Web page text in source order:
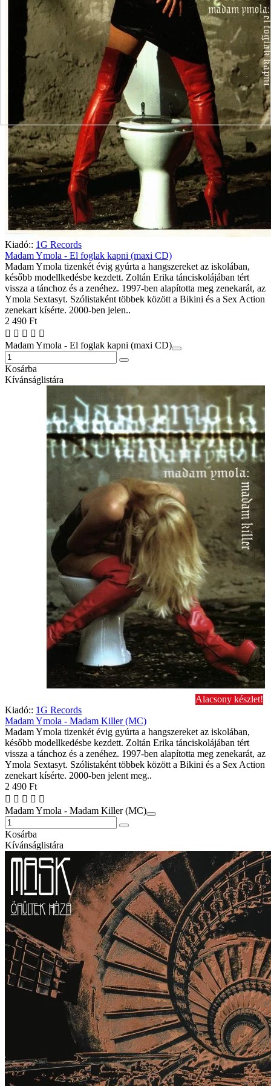
Kiadó:: 1G Records
Madam Ymola - El foglak kapni (maxi CD)
Madam Ymola tizenkét évig gyúrta a hangszereket az iskolában,
később modellkedésbe kezdett. Zoltán Erika tánciskolájában tért
vissza a tánchoz és a zenéhez. 1997-ben alapította meg zenekarát, az
Ymola Sextasyt. Szólistaként többek között a Bikini és a Sex Action
zenekart kísérte. 2000-ben jelen..
2 490 Ft
Madam Ymola - El foglak kapni (maxi CD)
Kosárba
Kívánságlistára
Alacsony készlet!
Kiadó:: 1G Records
Madam Ymola - Madam Killer (MC)
Madam Ymola tizenkét évig gyúrta a hangszereket az iskolában,
később modellkedésbe kezdett. Zoltán Erika tánciskolájában tért
vissza a tánchoz és a zenéhez. 1997-ben alapította meg zenekarát, az
Ymola Sextasyt. Szólistaként többek között a Bikini és a Sex Action
zenekart kísérte. 2000-ben jelent meg..
2 490 Ft
Madam Ymola - Madam Killer (MC)
Kosárba
Kívánságlistára